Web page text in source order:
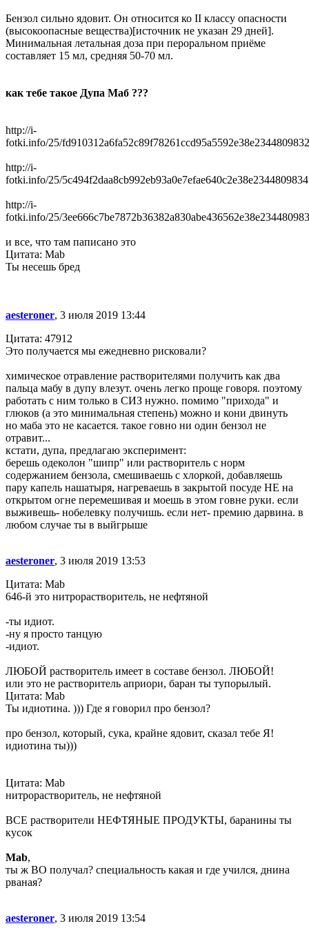
Бензол сильно ядовит. Он относится ко II классу опасности
(высокоопасные вещества)[источник не указан 29 дней].
Минимальная летальная доза при пероральном приёме
составляет 15 мл, средняя 50-70 мл.
как тебе такое Дупа Маб ???
http://i-
fotki.info/25/
http://i-
fotki.info/25/
http://i-
fotki.info/25/
и все, что там паписано это
Цитата: Mab
Ты несешь бред
aesteroner, 3 июля 2019 13:44
Цитата: 47912
Это получается мы ежедневно рисковали?
химическое отравление растворителями получить как два
пальца мабу в дупу влезут. очень легко проще говоря. поэтому
работать с ним только в СИЗ нужно. помимо "прихода" и
глюков (а это минимальная степень) можно и кони двинуть
но маба это не касается. такое говно ни один бензол не
отравит...
кстати, дупа, предлагаю эксперимент:
берешь одеколон "шипр" или растворитель с норм
содержанием бензола, смешиваешь с хлоркой, добавляешь
пару капель нашатыря, нагреваешь в закрытой посуде НЕ на
открытом огне перемешивая и моешь в этом говне руки. если
выживешь- нобелевку получишь. если нет- премию дарвина. в
любом случае ты в выйгрыше
aesteroner, 3 июля 2019 13:53
Цитата: Mab
646-й это нитрорастворитель, не нефтяной
-ты идиот.
-ну я просто танцую
-идиот.
ЛЮБОЙ растворитель имеет в составе бензол. ЛЮБОЙ!
или это не растворитель априори, баран ты тупорылый.
Цитата: Mab
Ты идиотина. ))) Где я говорил про бензол?
про бензол, который, сука, крайне ядовит, сказал тебе Я!
идиотина ты)))
Цитата: Mab
нитрорастворитель, не нефтяной
ВСЕ растворители НЕФТЯНЫЕ ПРОДУКТЫ, баранины ты
кусок
Mab,
ты ж ВО получал? специальность какая и где учился, днина
рваная?
aesteroner, 3 июля 2019 13:54